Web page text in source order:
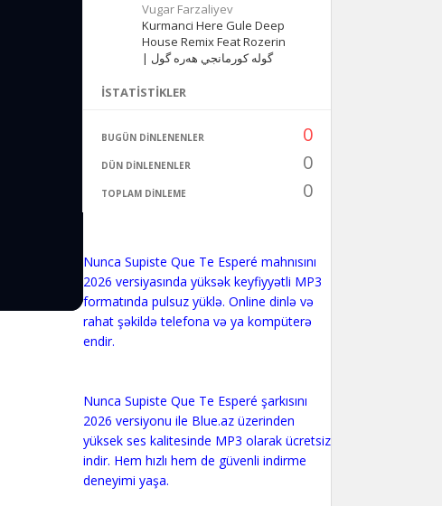
Vugar Farzaliyev
Kurmanci Here Gule Deep
House Remix Feat Rozerin
| گوله كورمانجي هه‌ره‌ گول
İSTATISTIKLER
BUGÜN DINLENENLER 0
DÜN DINLENENLER 0
TOPLAM DINLEME 0
Nunca Supiste Que Te Esperé mahnısını
2026 versiyasında yüksək keyfiyyətli MP3
formatında pulsuz yüklə. Online dinlə və
rahat şəkildə telefona və ya kompüterə
endir.
Nunca Supiste Que Te Esperé şarkısını
2026 versiyonu ile Blue.az üzerinden
yüksek ses kalitesinde MP3 olarak ücretsiz
indir. Hem hızlı hem de güvenli indirme
deneyimi yaşa.